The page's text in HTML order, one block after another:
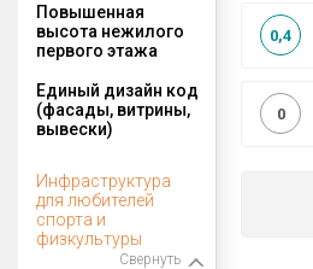
Повышенная
высота нежилого
первого этажа
0,4
Единый дизайн код
(фасады, витрины,
вывески)
0
Инфраструктура
для любителей
спорта и
физкультуры
Свернуть